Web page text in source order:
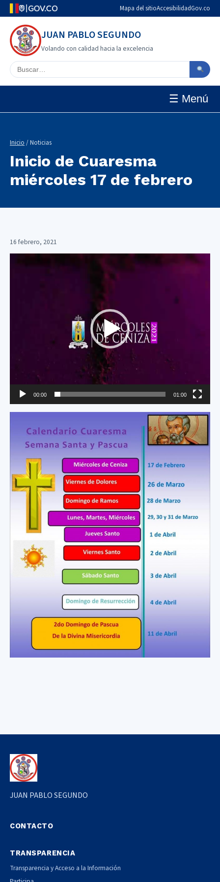
Mapa del sitioAccesibilidadGov.co
JUAN PABLO SEGUNDO
Volando con calidad hacia la excelencia
Buscar en el sitio
☰ Menú
Inicio / Noticias
Inicio de Cuaresma
miércoles 17 de febrero
16 febrero, 2021
00:00 01:00
JUAN PABLO SEGUNDO
CONTACTO
TRANSPARENCIA
Transparencia y Acceso a la Información